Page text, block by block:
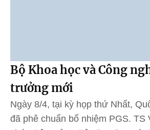
Bộ Khoa học và Công
trưởng mới
Ngày 8/4, tại kỳ họp thứ Nhất,
đã phê chuẩn bổ nhiệm PGS. TS